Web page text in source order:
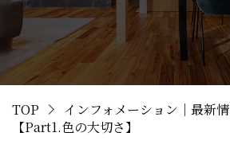
TOP インフォメーション｜最新
【Part1.色の大切さ】